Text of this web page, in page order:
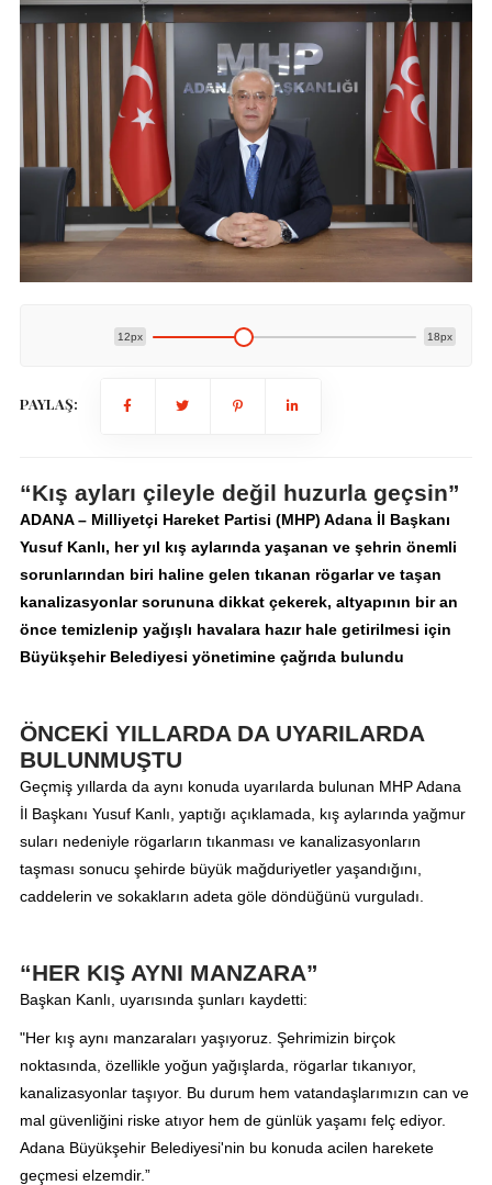
12px 18px
PAYLAŞ:
“Kış ayları çileyle değil huzurla geçsin”
ADANA – Milliyetçi Hareket Partisi (MHP) Adana İl Başkanı
Yusuf Kanlı, her yıl kış aylarında yaşanan ve şehrin önemli
sorunlarından biri haline gelen tıkanan rögarlar ve taşan
kanalizasyonlar sorununa dikkat çekerek, altyapının bir an
önce temizlenip yağışlı havalara hazır hale getirilmesi için
Büyükşehir Belediyesi yönetimine çağrıda bulundu
ÖNCEKİ YILLARDA DA UYARILARDA
BULUNMUŞTU
Geçmiş yıllarda da aynı konuda uyarılarda bulunan MHP Adana
İl Başkanı Yusuf Kanlı, yaptığı açıklamada, kış aylarında yağmur
suları nedeniyle rögarların tıkanması ve kanalizasyonların
taşması sonucu şehirde büyük mağduriyetler yaşandığını,
caddelerin ve sokakların adeta göle döndüğünü vurguladı.
“HER KIŞ AYNI MANZARA”
Başkan Kanlı, uyarısında şunları kaydetti:
"Her kış aynı manzaraları yaşıyoruz. Şehrimizin birçok
noktasında, özellikle yoğun yağışlarda, rögarlar tıkanıyor,
kanalizasyonlar taşıyor. Bu durum hem vatandaşlarımızın can ve
mal güvenliğini riske atıyor hem de günlük yaşamı felç ediyor.
Adana Büyükşehir Belediyesi'nin bu konuda acilen harekete
geçmesi elzemdir.”